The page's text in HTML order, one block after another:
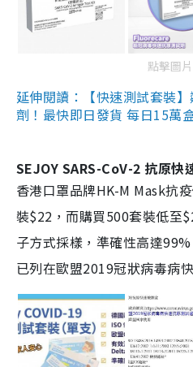
點擊圖
延伸閱讀：【快速測試套裝
劑！最快即日發貨 每日15萬
SEJOY SARS-CoV-2 抗原快
香港口罩品牌HK-M Mask抗
裝$22，而購買500套裝低至
子方式採樣，準確性高達
已列在歐盟2019冠狀病毒病